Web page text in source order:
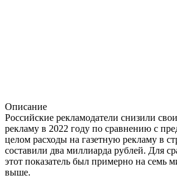
Описание
Российские рекламодатели снизили
рекламу в 2022 году по сравнению с
целом расходы на газетную рекламу в
составили два миллиарда рублей. Для
этот показатель был примерно на семь
выше.